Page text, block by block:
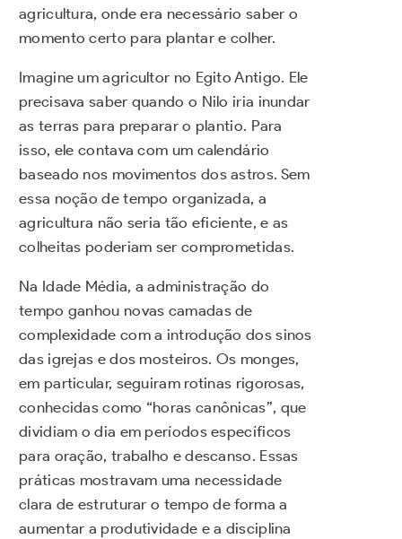
agricultura, onde era necessário saber o
momento certo para plantar e colher.
Imagine um agricultor no Egito Antigo. Ele
precisava saber quando o Nilo iria inundar
as terras para preparar o plantio. Para
isso, ele contava com um calendário
baseado nos movimentos dos astros. Sem
essa noção de tempo organizada, a
agricultura não seria tão eficiente, e as
colheitas poderiam ser comprometidas.
Na Idade Média, a administração do
tempo ganhou novas camadas de
complexidade com a introdução dos sinos
das igrejas e dos mosteiros. Os monges,
em particular, seguiram rotinas rigorosas,
conhecidas como “horas canônicas”, que
dividiam o dia em períodos específicos
para oração, trabalho e descanso. Essas
práticas mostravam uma necessidade
clara de estruturar o tempo de forma a
aumentar a produtividade e a disciplina